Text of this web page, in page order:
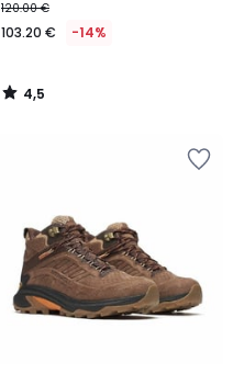
120.00 €
103.20 € -14%
4,5
/